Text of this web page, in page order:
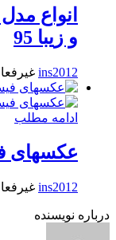
انواع
و زیبا 95
ins2012
ادامه مطلب
عکسهای
ins2012
درباره نویسنده